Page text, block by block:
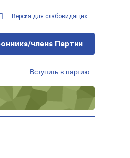
Версия для слабовидящих
члена Партии
Вступить в партию